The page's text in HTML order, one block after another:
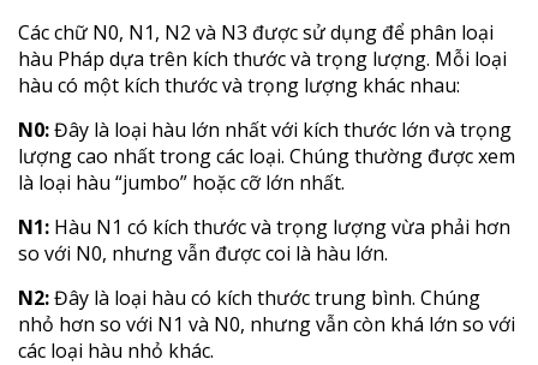
Các chữ N0, N1, N2 và N3 được sử dụng để phân loại
hàu Pháp dựa trên kích thước và trọng lượng. Mỗi loại
hàu có một kích thước và trọng lượng khác nhau:
N0:Đây là loại hàu lớn nhất với kích thước lớn và trọng
lượng cao nhất trong các loại. Chúng thường được xem
là loại hàu “jumbo” hoặc cỡ lớn nhất.
N1: Hàu N1 có kích thước và trọng lượng vừa phải hơn
so với N0, nhưng vẫn được coi là hàu lớn.
N2:Đây là loại hàu có kích thước trung bình. Chúng
nhỏ hơn so với N1 và N0, nhưng vẫn còn khá lớn so với
các loại hàu nhỏ khác.